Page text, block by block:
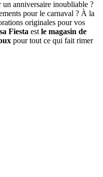
un anniversaire inoubliable ?
pour le carnaval ? À la
originales pour vos
Fiesta estle magasin de
pour tout ce qui fait rimer